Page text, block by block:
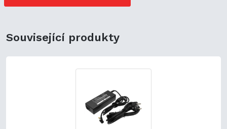
udržitelnost a zaručuje flexibilitu.
Související produkty